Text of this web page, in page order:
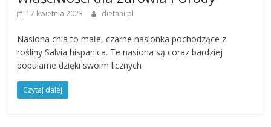
17 kwietnia 2023 dietani.pl
Nasiona chia to małe, czarne nasionka pochodzące z
rośliny Salvia hispanica. Te nasiona są coraz bardziej
popularne dzięki swoim licznych
Czytaj dalej